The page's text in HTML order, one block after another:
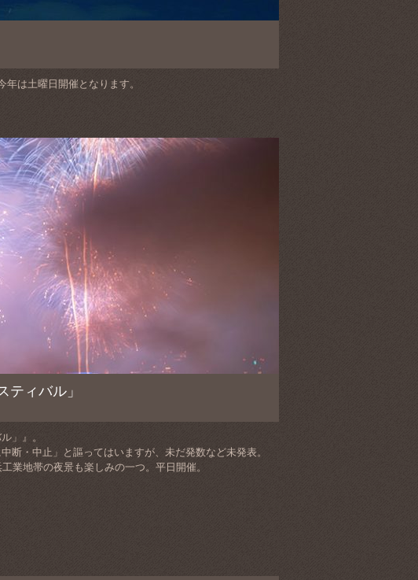
は土曜日開催となります。
ィバル」
」』。
断・中止」と謳ってはいますが、未だ発数など未発表。
業地帯の夜景も楽しみの一つ。平日開催。